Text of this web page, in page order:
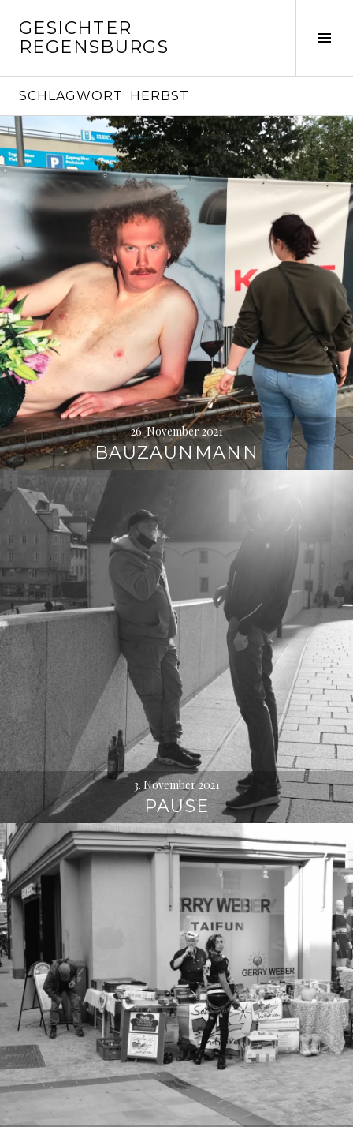
zum
Inhalt
GESICHTER
REGENSBURGS
SCHLAGWORT: HERBST
26. November 2021
BAUZAUNMANN
3. November 2021
PAUSE